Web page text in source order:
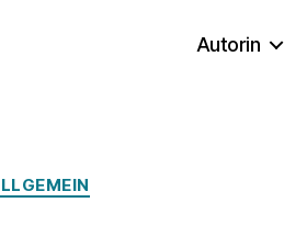
Autorin
Kategorien